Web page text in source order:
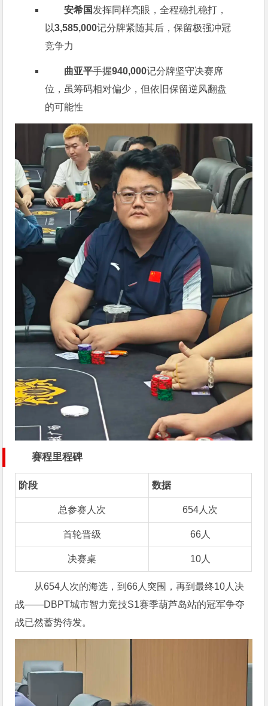
安希国发挥同样亮眼，全程稳扎稳打，
以3,585,000记分牌紧随其后，保留极强冲冠
竞争力
曲亚平手握940,000记分牌坚守决赛席
位，虽筹码相对偏少，但依旧保留逆风翻盘
的可能性
赛程里程碑
阶段 数据
总参赛人次 654人次
首轮晋级 66人
决赛桌 10人
从654人次的海选，到66人突围，再到最终10人决
战——DBPT城市智力竞技S1赛季葫芦岛站的冠军争夺
战已然蓄势待发。